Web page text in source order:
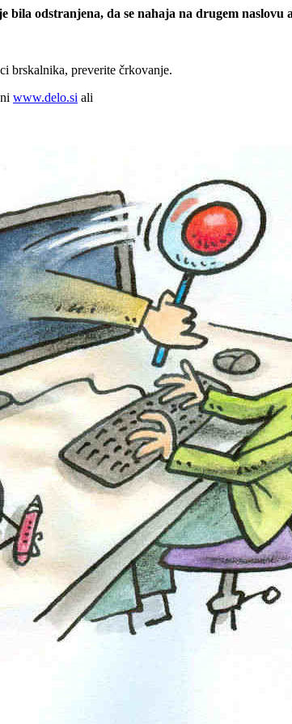
bila odstranjena, da se nahaja na drugem naslovu
brskalnika, preverite črkovanje.
www.delo.si ali